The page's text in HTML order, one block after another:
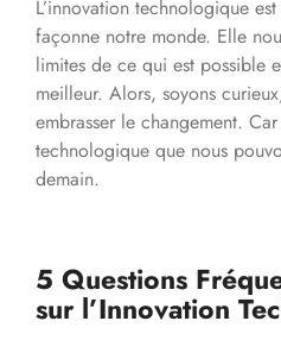
L’innovation technologique
façonne notre monde. Elle
limites de ce qui est possible
meilleur. Alors, soyons
embrasser le changement.
technologique que nous
demain.
5 Questions
sur l’Innovation